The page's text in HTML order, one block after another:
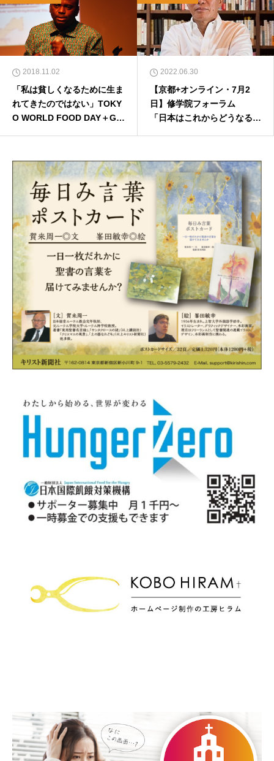
2018.11.02
「私は貧しくなるために生ま
れてきたのではない」TOKY
O WORLD FOOD DAY＋GO
2022.06.30
【京都+オンライン・7月2
日】修学院フォーラム
「日本はこれからどうなるの